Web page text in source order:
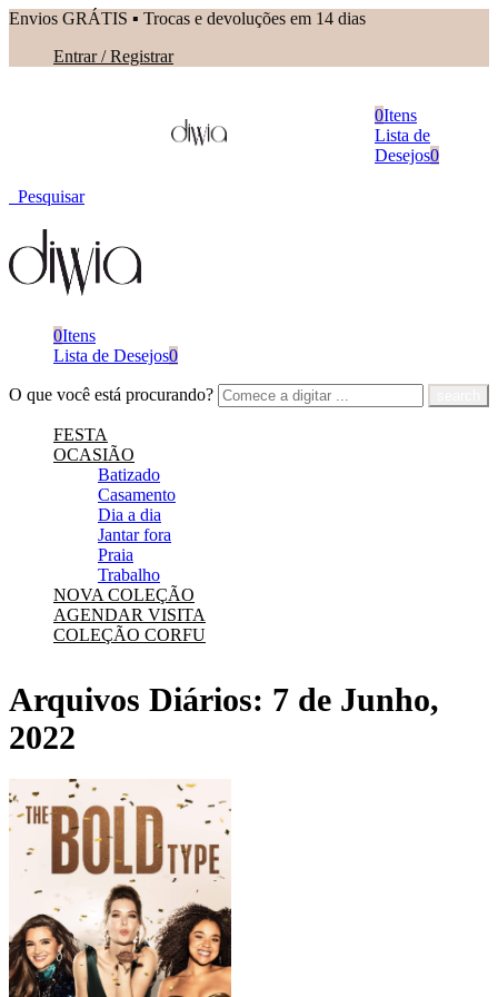
Envios GRÁTIS ▪︎ Trocas e devoluções em 14 dias
Entrar / Registrar
0Itens
Lista de
Desejos0
Pesquisar
0Itens
Lista de Desejos0
O que você está procurando?
FESTA
OCASIÃO
Batizado
Casamento
Dia a dia
Jantar fora
Praia
Trabalho
NOVA COLEÇÃO
AGENDAR VISITA
COLEÇÃO CORFU
Arquivos Diários: 7 de Junho,
2022